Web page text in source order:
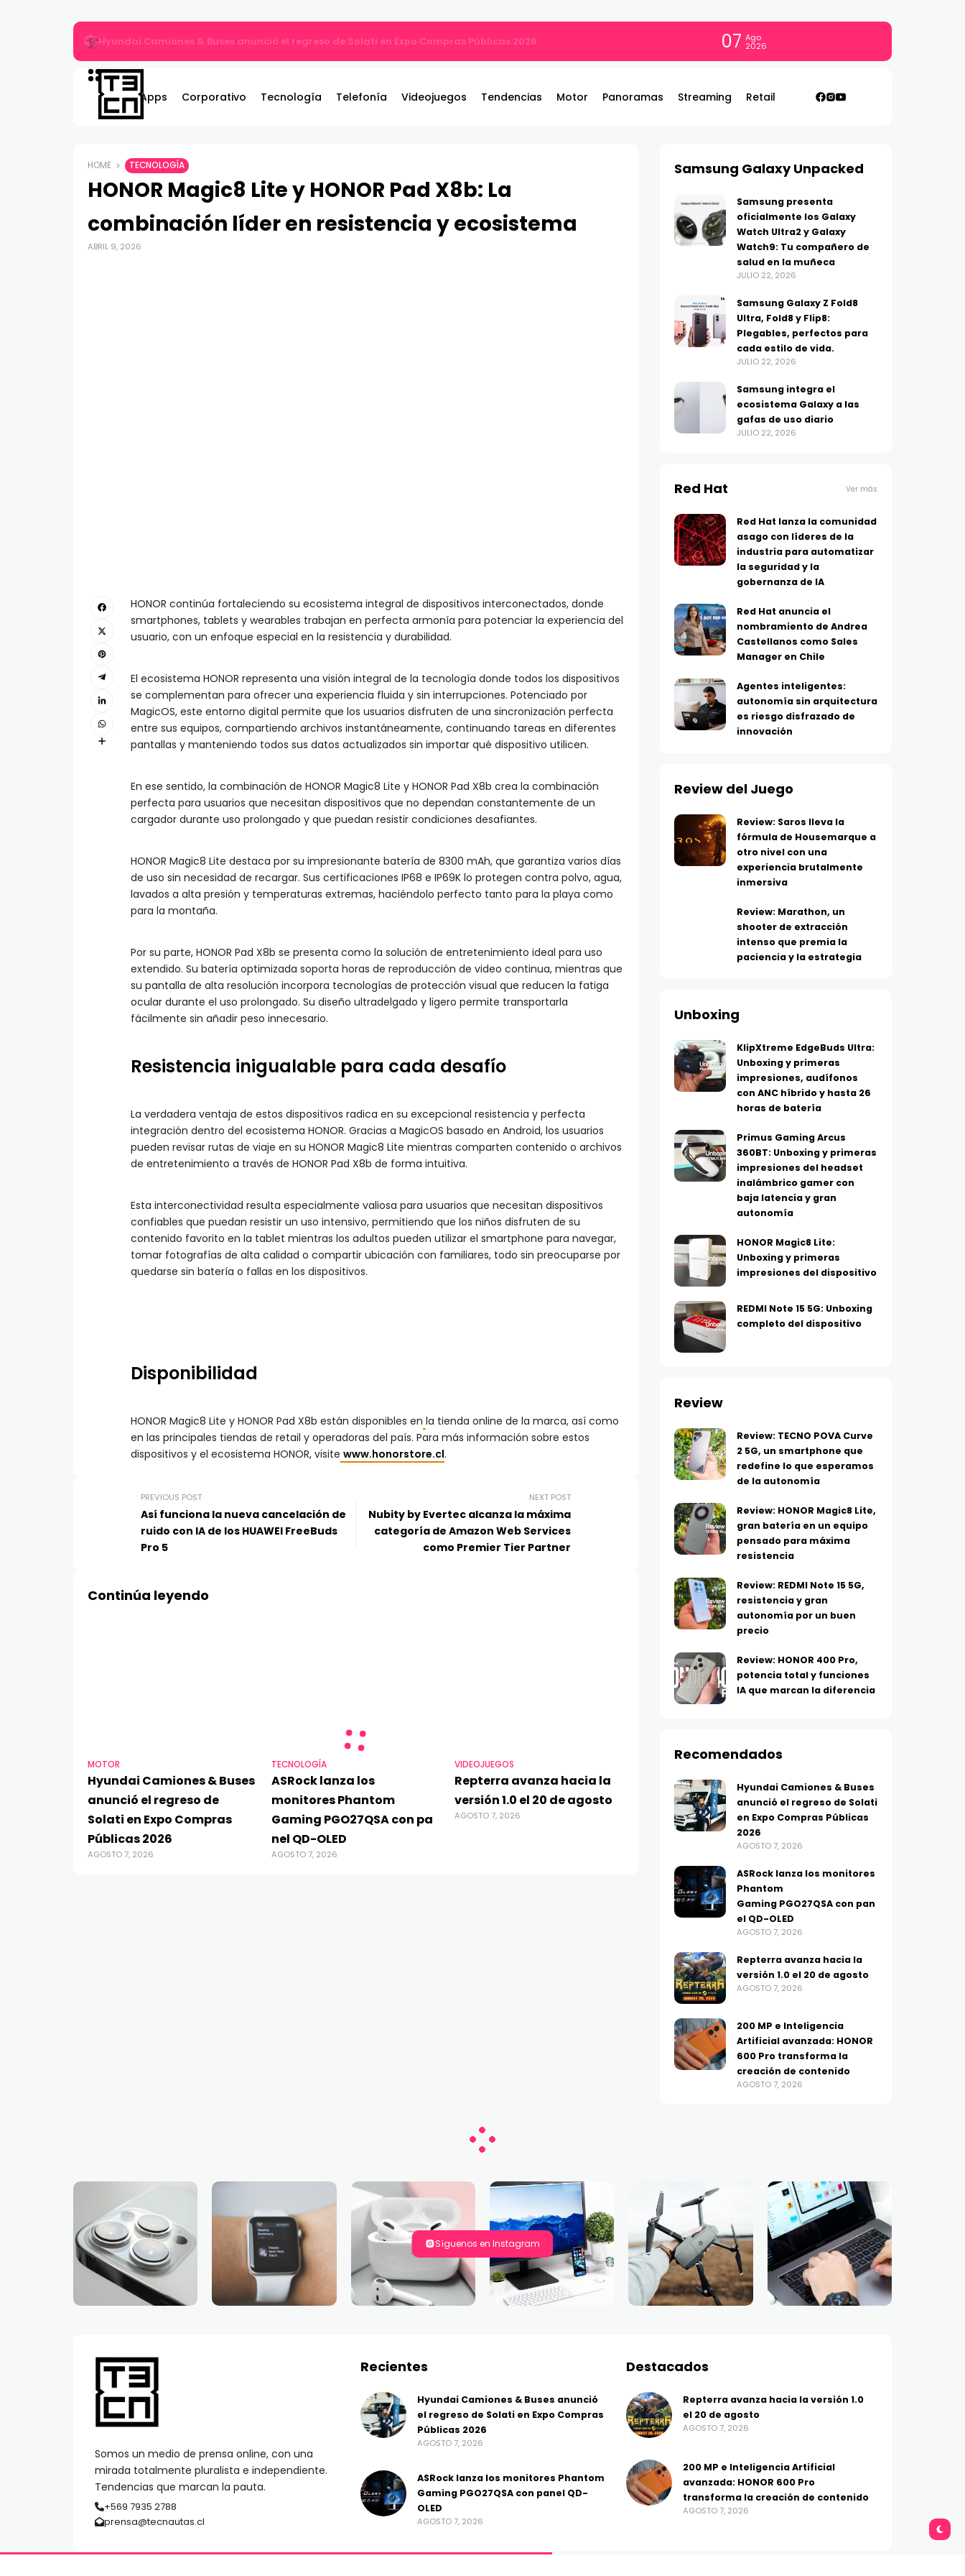
ASRock lanza los monitores Phantom Gaming PGO27QSA con panel QD-OLED 07 Ago
2026
Apps Corporativo Tecnología Telefonía Videojuegos Tendencias Motor Panoramas Streaming Retail
HOME TECNOLOGÍA
HONOR Magic8 Lite y HONOR Pad X8b: La
combinación líder en resistencia y ecosistema
ABRIL 9, 2026
HONOR continúa fortaleciendo su ecosistema integral de dispositivos interconectados, donde
smartphones, tablets y wearables trabajan en perfecta armonía para potenciar la experiencia del
usuario, con un enfoque especial en la resistencia y durabilidad.
El ecosistema HONOR representa una visión integral de la tecnología donde todos los dispositivos
se complementan para ofrecer una experiencia fluida y sin interrupciones. Potenciado por
MagicOS, este entorno digital permite que los usuarios disfruten de una sincronización perfecta
entre sus equipos, compartiendo archivos instantáneamente, continuando tareas en diferentes
pantallas y manteniendo todos sus datos actualizados sin importar qué dispositivo utilicen.
En ese sentido, la combinación de HONOR Magic8 Lite y HONOR Pad X8b crea la combinación
perfecta para usuarios que necesitan dispositivos que no dependan constantemente de un
cargador durante uso prolongado y que puedan resistir condiciones desafiantes.
HONOR Magic8 Lite destaca por su impresionante batería de 8300 mAh, que garantiza varios días
de uso sin necesidad de recargar. Sus certificaciones IP68 e IP69K lo protegen contra polvo, agua,
lavados a alta presión y temperaturas extremas, haciéndolo perfecto tanto para la playa como
para la montaña.
Por su parte, HONOR Pad X8b se presenta como la solución de entretenimiento ideal para uso
extendido. Su batería optimizada soporta horas de reproducción de video continua, mientras que
su pantalla de alta resolución incorpora tecnologías de protección visual que reducen la fatiga
ocular durante el uso prolongado. Su diseño ultradelgado y ligero permite transportarla
fácilmente sin añadir peso innecesario.
Resistencia inigualable para cada desafío
La verdadera ventaja de estos dispositivos radica en su excepcional resistencia y perfecta
integración dentro del ecosistema HONOR. Gracias a MagicOS basado en Android, los usuarios
pueden revisar rutas de viaje en su HONOR Magic8 Lite mientras comparten contenido o archivos
de entretenimiento a través de HONOR Pad X8b de forma intuitiva.
Esta interconectividad resulta especialmente valiosa para usuarios que necesitan dispositivos
confiables que puedan resistir un uso intensivo, permitiendo que los niños disfruten de su
contenido favorito en la tablet mientras los adultos pueden utilizar el smartphone para navegar,
tomar fotografías de alta calidad o compartir ubicación con familiares, todo sin preocuparse por
quedarse sin batería o fallas en los dispositivos.
Disponibilidad
HONOR Magic8 Lite y HONOR Pad X8b están disponibles en la tienda online de la marca, así como
en las principales tiendas de retail y operadoras del país. Para más información sobre estos
dispositivos y el ecosistema HONOR, visite www.honorstore.cl.
PREVIOUS POST
Así funciona la nueva cancelación de
ruido con IA de los HUAWEI FreeBuds
Pro 5
NEXT POST
Nubity by Evertec alcanza la máxima
categoría de Amazon Web Services
como Premier Tier Partner
Continúa leyendo
MOTOR
Hyundai Camiones & Buses
anunció el regreso de
Solati en Expo Compras
Públicas 2026
AGOSTO 7, 2026
TECNOLOGÍA
ASRock lanza los
monitores Phantom
Gaming PGO27QSA con pa
nel QD-OLED
AGOSTO 7, 2026
VIDEOJUEGOS
Repterra avanza hacia la
versión 1.0 el 20 de agosto
AGOSTO 7, 2026
Samsung Galaxy Unpacked
Samsung presenta
oficialmente los Galaxy
Watch Ultra2 y Galaxy
Watch9: Tu compañero de
salud en la muñeca
JULIO 22, 2026
Samsung Galaxy Z Fold8
Ultra, Fold8 y Flip8:
Plegables, perfectos para
cada estilo de vida.
JULIO 22, 2026
Samsung integra el
ecosistema Galaxy a las
gafas de uso diario
JULIO 22, 2026
Red Hat Ver más
Red Hat lanza la comunidad
asago con líderes de la
industria para automatizar
la seguridad y la
gobernanza de IA
Red Hat anuncia el
nombramiento de Andrea
Castellanos como Sales
Manager en Chile
Agentes inteligentes:
autonomía sin arquitectura
es riesgo disfrazado de
innovación
Review del Juego
Review: Saros lleva la
fórmula de Housemarque a
otro nivel con una
experiencia brutalmente
inmersiva
Review: Marathon, un
shooter de extracción
intenso que premia la
paciencia y la estrategia
Unboxing
KlipXtreme EdgeBuds Ultra:
Unboxing y primeras
impresiones, audífonos
con ANC híbrido y hasta 26
horas de batería
Primus Gaming Arcus
360BT: Unboxing y primeras
impresiones del headset
inalámbrico gamer con
baja latencia y gran
autonomía
HONOR Magic8 Lite:
Unboxing y primeras
impresiones del dispositivo
REDMI Note 15 5G: Unboxing
completo del dispositivo
Review
Review: TECNO POVA Curve
2 5G, un smartphone que
redefine lo que esperamos
de la autonomía
Review: HONOR Magic8 Lite,
gran batería en un equipo
pensado para máxima
resistencia
Review: REDMI Note 15 5G,
resistencia y gran
autonomía por un buen
precio
Review: HONOR 400 Pro,
potencia total y funciones
IA que marcan la diferencia
Recomendados
Hyundai Camiones & Buses
anunció el regreso de Solati
en Expo Compras Públicas
2026
AGOSTO 7, 2026
ASRock lanza los monitores
Phantom
Gaming PGO27QSA con pan
el QD-OLED
AGOSTO 7, 2026
Repterra avanza hacia la
versión 1.0 el 20 de agosto
AGOSTO 7, 2026
200 MP e Inteligencia
Artificial avanzada: HONOR
600 Pro transforma la
creación de contenido
AGOSTO 7, 2026
Síguenos en Instagram
Somos un medio de prensa online, con una
mirada totalmente pluralista e independiente.
Tendencias que marcan la pauta.
+569 7935 2788
prensa@tecnautas.cl
Recientes
Hyundai Camiones & Buses anunció
el regreso de Solati en Expo Compras
Públicas 2026
AGOSTO 7, 2026
ASRock lanza los monitores Phantom
Gaming PGO27QSA con panel QD-
OLED
AGOSTO 7, 2026
Destacados
Repterra avanza hacia la versión 1.0
el 20 de agosto
AGOSTO 7, 2026
200 MP e Inteligencia Artificial
avanzada: HONOR 600 Pro
transforma la creación de contenido
AGOSTO 7, 2026